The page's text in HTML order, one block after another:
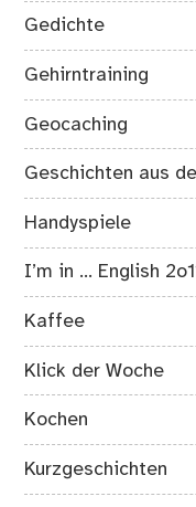
Gedichte
Gehirntraining
Geocaching
Geschichten aus
Handyspiele
I’m in … English
Kaffee
Klick der Woche
Kochen
Kurzgeschichten